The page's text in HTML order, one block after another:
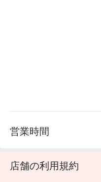
営業時間
店舗の利用規約